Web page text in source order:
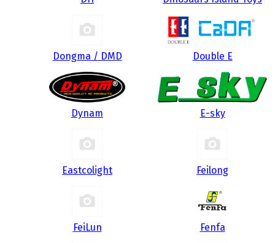
Dongma / DMD Double E
Dynam E-sky
Eastcolight Feilong
FeiLun Fenfa